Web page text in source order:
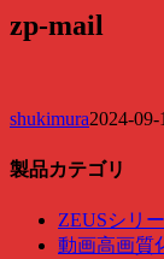
zp-mail
shukimura2024-
製品カテゴリ
ZEUSシリ
動画高画質